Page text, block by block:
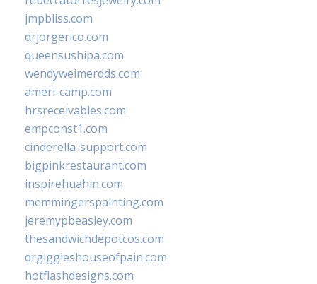
jmpbliss.com
drjorgerico.com
queensushipa.com
wendyweimerdds.com
ameri-camp.com
hrsreceivables.com
empconst1.com
cinderella-support.com
bigpinkrestaurant.com
inspirehuahin.com
memmingerspainting.com
jeremypbeasley.com
thesandwichdepotcos.com
drgiggleshouseofpain.com
hotflashdesigns.com